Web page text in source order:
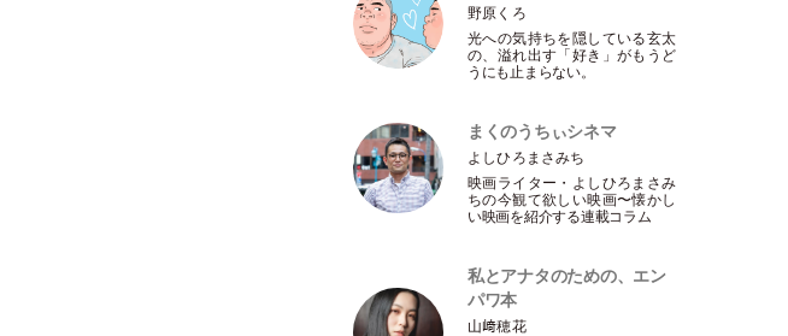
野原くろ
光への気持ちを隠している玄太
の、溢れ出す 「好き 」がもうど
うにも止まらない。
まくのうちぃシネマ
よしひろまさみち
映画ライター ・ よしひろまさみ
ちの今観て欲しい映画〜懐かし
い映画を紹介する連載コラム
私とアナタのための、エン
パワ本
山﨑穂花